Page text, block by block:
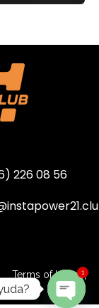
226 08 56
| Terms of Use |
1